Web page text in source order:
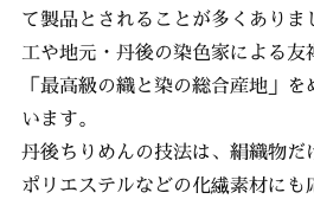
て製品とされることが多くあり
工や地元・丹後の染色家による友
「最高級の織と染の総合産地」
います。
丹後ちりめんの技法は、絹織物だ
ポリエステルなどの化繊素材にも